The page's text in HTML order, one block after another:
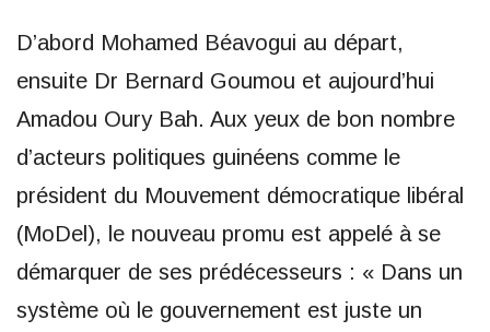
D’abord Mohamed Béavogui au départ,
ensuite Dr Bernard Goumou et aujourd’hui
Amadou Oury Bah. Aux yeux de bon nombre
d’acteurs politiques guinéens comme le
président du Mouvement démocratique libéral
(MoDel), le nouveau promu est appelé à se
démarquer de ses prédécesseurs : « Dans un
système où le gouvernement est juste un